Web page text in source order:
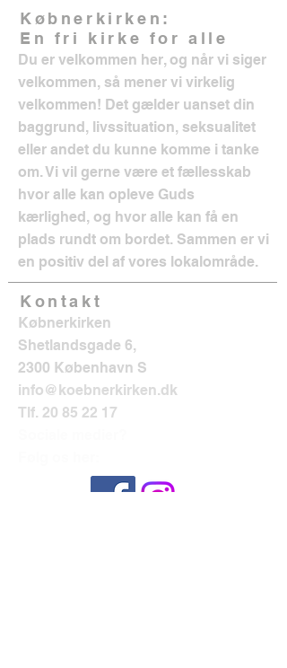
Købnerkirken:
En fri kirke for alle
Du er velkommen her, og når vi siger
velkommen, så mener vi virkelig
velkommen! Det gælder uanset din
baggrund, livssituation, seksualitet
eller andet du kunne komme i tanke
om. Vi vil gerne være et fællesskab
hvor alle kan opleve Guds
kærlighed, og hvor alle kan få en
plads rundt om bordet. Sammen er vi
en positiv del af vores lokalområde.
Kontakt
Købnerkirken
Shetlandsgade 6,
2300 København S
info@koebnerkirken.dk
Tlf. 20 85 22 17